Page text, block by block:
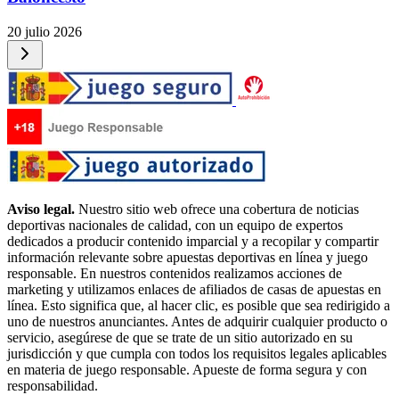
20 julio 2026
Aviso legal. Nuestro sitio web ofrece una cobertura de noticias
deportivas nacionales de calidad, con un equipo de expertos
dedicados a producir contenido imparcial y a recopilar y compartir
información relevante sobre apuestas deportivas en línea y juego
responsable. En nuestros contenidos realizamos acciones de
marketing y utilizamos enlaces de afiliados de casas de apuestas en
línea. Esto significa que, al hacer clic, es posible que sea redirigido a
uno de nuestros anunciantes. Antes de adquirir cualquier producto o
servicio, asegúrese de que se trate de un sitio autorizado en su
jurisdicción y que cumpla con todos los requisitos legales aplicables
en materia de juego responsable. Apueste de forma segura y con
responsabilidad.